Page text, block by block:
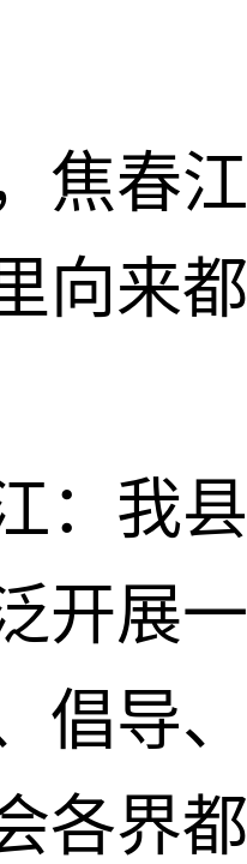
春江
向来
我县
开展
倡导
各界